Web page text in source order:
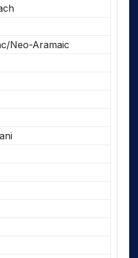
Neo-Aramaic